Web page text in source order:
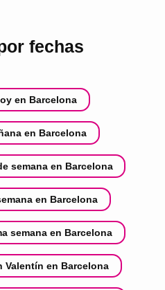
fechas
en Barcelona
en Barcelona
semana en Barcelona
en Barcelona
semana en Barcelona
Valentín en Barcelona